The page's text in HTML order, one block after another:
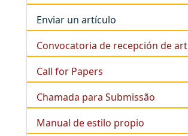
Enviar un artículo
Convocatoria de recepción de art
Call for Papers
Chamada para Submissão
Manual de estilo propio